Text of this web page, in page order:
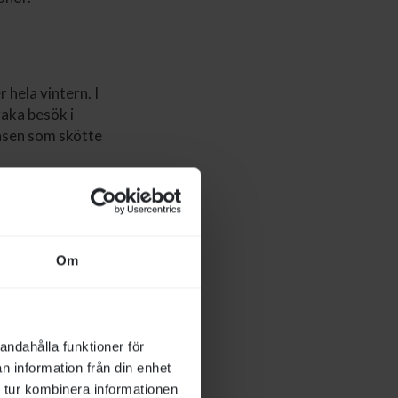
Om
funktioner för
information från din enhet
kombinera informationen
hela vintern. I
besök i
som skötte
i
Johansen
ganska snart